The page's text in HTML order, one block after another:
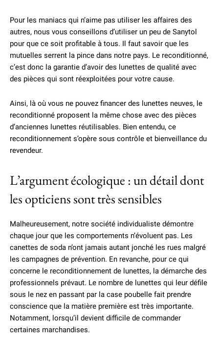
Pour les maniacs qui n’aime pas utiliser les affaires des
autres, nous vous conseillons d’utiliser un peu de Sanytol
pour que ce soit profitable à tous. Il faut savoir que les
mutuelles serrent la pince dans notre pays. Le reconditionné,
c’est donc la garantie d’avoir des lunettes de qualité avec
des pièces qui sont réexploitées pour votre cause.
Ainsi, là où vous ne pouvez financer des lunettes neuves, le
reconditionné proposent la même chose avec des pièces
d’anciennes lunettes réutilisables. Bien entendu, ce
reconditionnement s’opère sous contrôle et bienveillance du
revendeur.
L’argument écologique : un détail dont
les opticiens sont très sensibles
Malheureusement, notre société individualiste démontre
chaque jour que les comportements n’évoluent pas. Les
canettes de soda n’ont jamais autant jonché les rues malgré
les campagnes de prévention. En revanche, pour ce qui
concerne le reconditionnement de lunettes, la démarche des
professionnels prévaut. Le nombre de lunettes qui leur défile
sous le nez en passant par la case poubelle fait prendre
conscience que la matière première est très importante.
Notamment, lorsqu’il devient difficile de commander
certaines marchandises.